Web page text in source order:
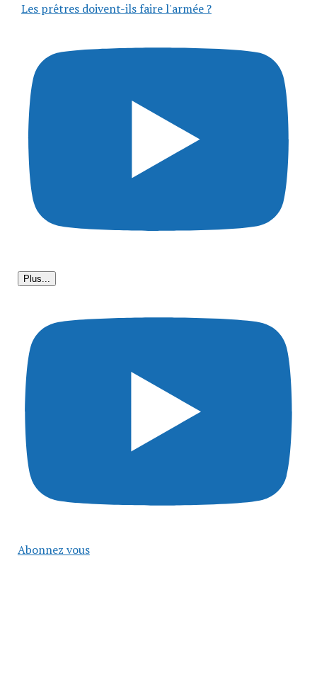
Les prêtres doivent-ils faire l'armée ?
Plus...
Abonnez vous